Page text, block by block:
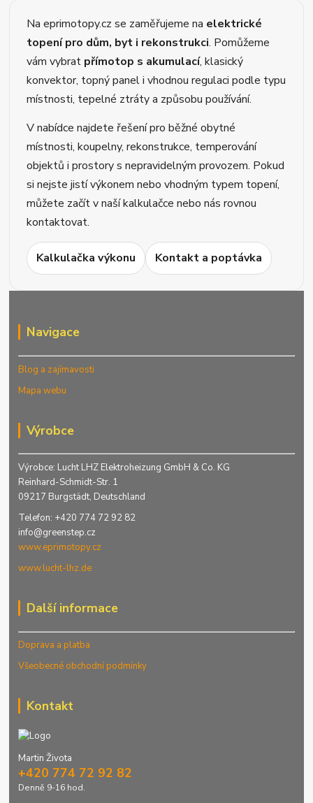
Na eprimotopy.cz se zaměřujeme na elektrické
topení pro dům, byt i rekonstrukci. Pomůžeme
vám vybrat přímotop s akumulací, klasický
konvektor, topný panel i vhodnou regulaci podle typu
místnosti, tepelné ztráty a způsobu používání.
V nabídce najdete řešení pro běžné obytné
místnosti, koupelny, rekonstrukce, temperování
objektů i prostory s nepravidelným provozem. Pokud
si nejste jistí výkonem nebo vhodným typem topení,
můžete začít v naší kalkulačce nebo nás rovnou
kontaktovat.
Kalkulačka výkonu Kontakt a poptávka
Navigace
Blog a zajímavosti
Mapa webu
Výrobce
Výrobce: Lucht LHZ Elektroheizung GmbH & Co. KG
Reinhard-Schmidt-Str. 1
09217 Burgstädt, Deutschland
Telefon: +420 774 72 92 82
info@greenstep.cz
www.eprimotopy.cz
www.lucht-lhz.de
Další informace
Doprava a platba
Všeobecné obchodní podmínky
Kontakt
Martin Života
+420 774 72 92 82
Denně 9-16 hod.